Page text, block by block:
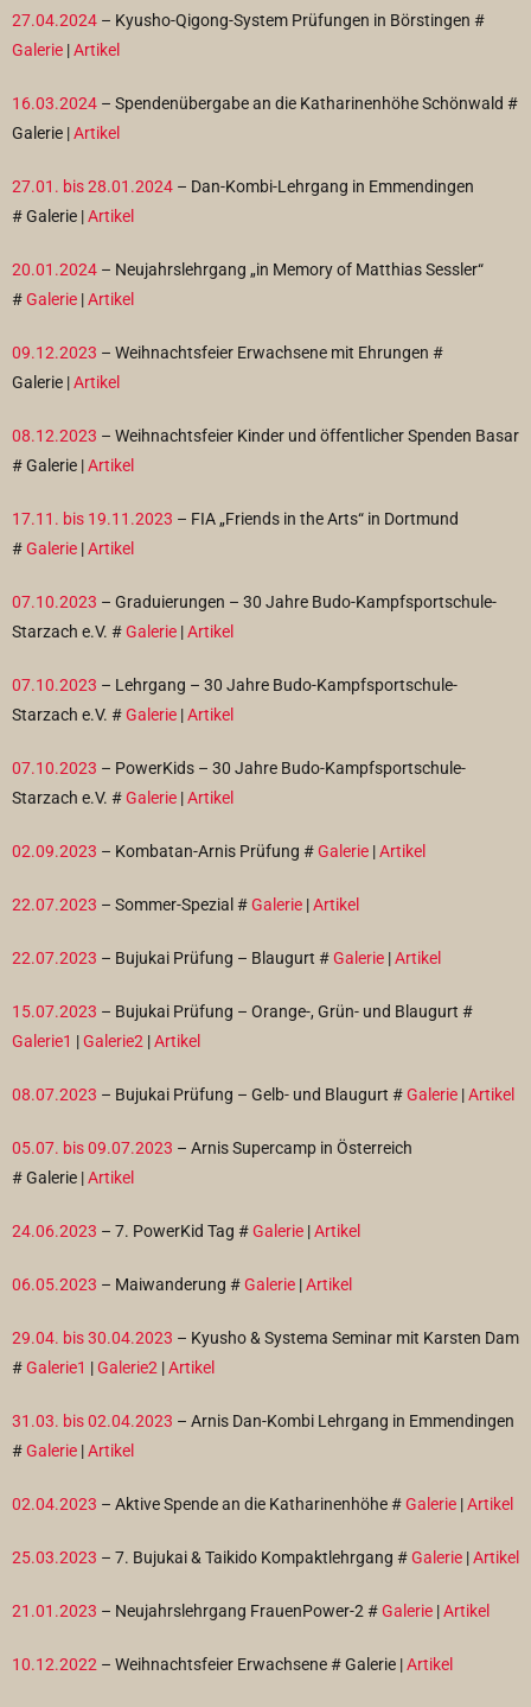
27.04.2024 – Kyusho-Qigong-System Prüfungen in Börstingen #
Galerie |Artikel
16.03.2024 – Spendenübergabe an die Katharinenhöhe Schönwald #
Galerie |Artikel
27.01. bis 28.01.2024 – Dan-Kombi-Lehrgang in Emmendingen
#Galerie |Artikel
20.01.2024 – Neujahrslehrgang „in Memory of Matthias Sessler“
#Galerie |Artikel
09.12.2023 – Weihnachtsfeier Erwachsene mit Ehrungen #
Galerie |Artikel
08.12.2023 – Weihnachtsfeier Kinder und öffentlicher Spenden Basar
#Galerie |Artikel
17.11. bis 19.11.2023 – FIA „Friends in the Arts“ in Dortmund
#Galerie |Artikel
07.10.2023 – Graduierungen – 30 Jahre Budo-Kampfsportschule-
Starzach e.V. #Galerie |Artikel
07.10.2023 – Lehrgang – 30 Jahre Budo-Kampfsportschule-
Starzach e.V. #Galerie |Artikel
07.10.2023 – PowerKids – 30 Jahre Budo-Kampfsportschule-
Starzach e.V. #Galerie |Artikel
02.09.2023 – Kombatan-Arnis Prüfung #Galerie |Artikel
22.07.2023 – Sommer-Spezial #Galerie |Artikel
22.07.2023 – Bujukai Prüfung – Blaugurt #Galerie |Artikel
15.07.2023 – Bujukai Prüfung – Orange-, Grün- und Blaugurt #
Galerie1 |Galerie2 |Artikel
08.07.2023 – Bujukai Prüfung – Gelb- und Blaugurt #Galerie |Artikel
05.07. bis 09.07.2023 – Arnis Supercamp in Österreich
#Galerie |Artikel
24.06.2023 – 7. PowerKid Tag #Galerie |Artikel
06.05.2023 – Maiwanderung #Galerie |Artikel
29.04. bis 30.04.2023 – Kyusho & Systema Seminar mit Karsten Dam
#Galerie1 |Galerie2 |Artikel
31.03. bis 02.04.2023 – Arnis Dan-Kombi Lehrgang in Emmendingen
#Galerie |Artikel
02.04.2023 – Aktive Spende an die Katharinenhöhe #Galerie |Artikel
25.03.2023 – 7. Bujukai & Taikido Kompaktlehrgang #Galerie |Artikel
21.01.2023 – Neujahrslehrgang FrauenPower-2 #Galerie |Artikel
10.12.2022 – Weihnachtsfeier Erwachsene #Galerie |Artikel